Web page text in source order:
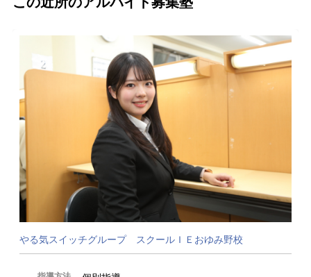
やる気スイッチグループ スクールＩＥおゆみ野校